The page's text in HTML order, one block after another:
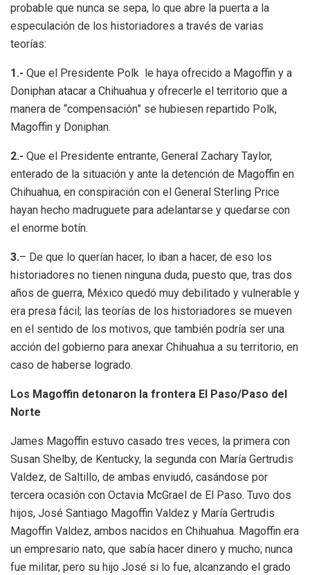
probable que nunca se sepa, lo que abre la puerta a la
especulación de los historiadores a través de varias
teorías:
1.- Que el Presidente Polk le haya ofrecido a Magoffin y a
Doniphan atacar a Chihuahua y ofrecerle el territorio que a
manera de “compensación” se hubiesen repartido Polk,
Magoffin y Doniphan.
2.- Que el Presidente entrante, General Zachary Taylor,
enterado de la situación y ante la detención de Magoffin en
Chihuahua, en conspiración con el General Sterling Price
hayan hecho madruguete para adelantarse y quedarse con
el enorme botín.
3.– De que lo querían hacer, lo iban a hacer, de eso los
historiadores no tienen ninguna duda, puesto que, tras dos
años de guerra, México quedó muy debilitado y vulnerable y
era presa fácil; las teorías de los historiadores se mueven
en el sentido de los motivos, que también podría ser una
acción del gobierno para anexar Chihuahua a su territorio, en
caso de haberse logrado.
Los Magoffin detonaron la frontera El Paso/Paso del
Norte
James Magoffin estuvo casado tres veces, la primera con
Susan Shelby, de Kentucky, la segunda con María Gertrudis
Valdez, de Saltillo, de ambas enviudó, casándose por
tercera ocasión con Octavia McGrael de El Paso. Tuvo dos
hijos, José Santiago Magoffin Valdez y María Gertrudis
Magoffin Valdez, ambos nacidos en Chihuahua. Magoffin era
un empresario nato, que sabía hacer dinero y mucho; nunca
fue militar, pero su hijo José si lo fue, alcanzando el grado